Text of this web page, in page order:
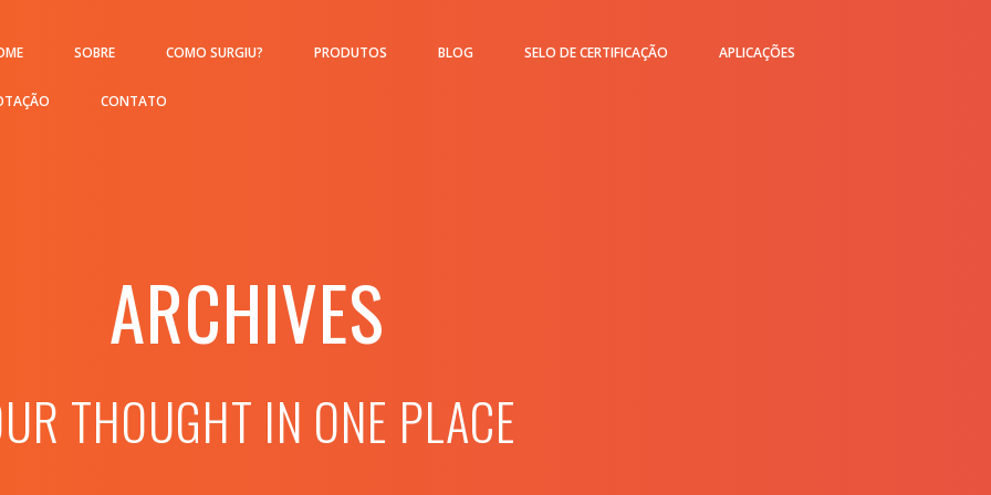
SOBRE COMO SURGIU? PRODUTOS BLOG SELO DE CERTIFICAÇÃO APLICAÇÕES
CONTATO
ARCHIVES
THOUGHT IN ONE PLACE